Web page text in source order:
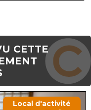
CETTE
Local d'activité